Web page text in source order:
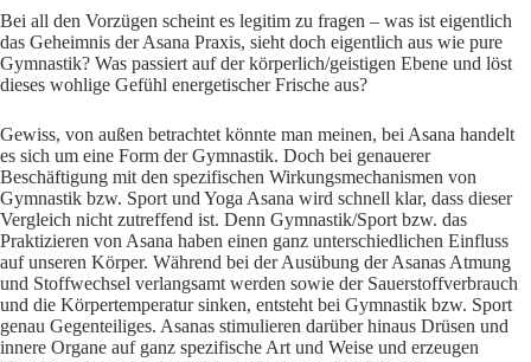
Bei all den Vorzügen scheint es legitim zu fragen – was ist eigentlich
das Geheimnis der Asana Praxis, sieht doch eigentlich aus wie pure
Gymnastik? Was passiert auf der körperlich/geistigen Ebene und löst
dieses wohlige Gefühl energetischer Frische aus?
Gewiss, von außen betrachtet könnte man meinen, bei Asana handelt
es sich um eine Form der Gymnastik. Doch bei genauerer
Beschäftigung mit den spezifischen Wirkungsmechanismen von
Gymnastik bzw. Sport und Yoga Asana wird schnell klar, dass dieser
Vergleich nicht zutreffend ist. Denn Gymnastik/Sport bzw. das
Praktizieren von Asana haben einen ganz unterschiedlichen Einfluss
auf unseren Körper. Während bei der Ausübung der Asanas Atmung
und Stoffwechsel verlangsamt werden sowie der Sauerstoffverbrauch
und die Körpertemperatur sinken, entsteht bei Gymnastik bzw. Sport
genau Gegenteiliges. Asanas stimulieren darüber hinaus Drüsen und
innere Organe auf ganz spezifische Art und Weise und erzeugen